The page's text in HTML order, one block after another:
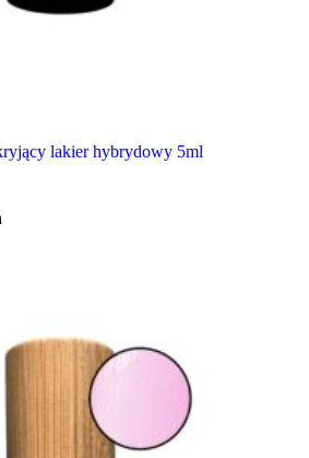
lakier hybrydowy 5ml